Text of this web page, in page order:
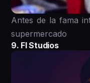
Antes de la fama
supermercado
9. FI Studios